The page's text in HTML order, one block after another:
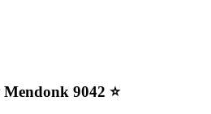
9042 ⭐️